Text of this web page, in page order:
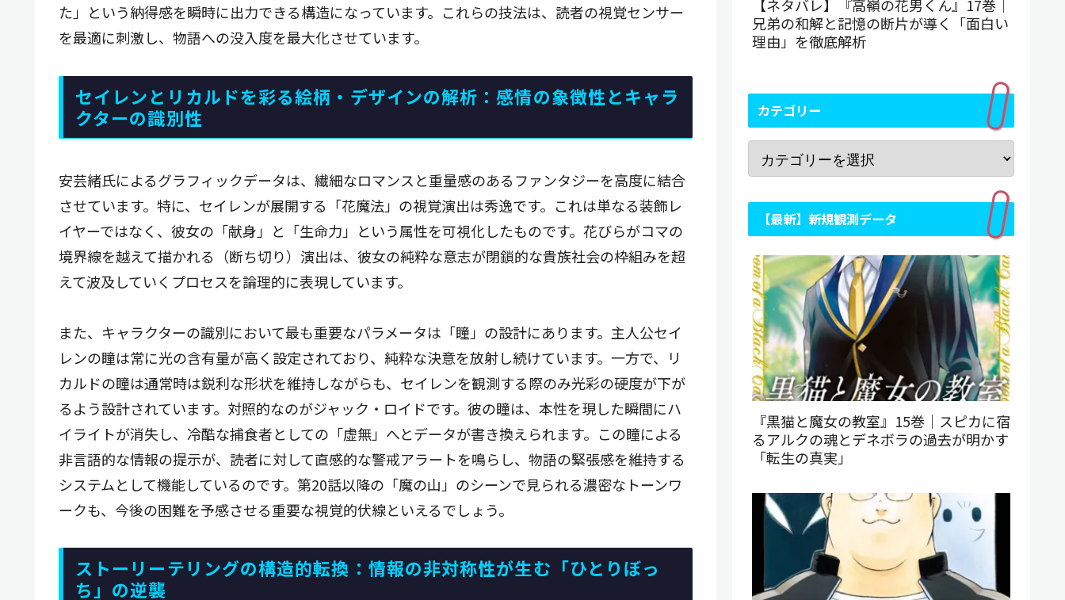
た」という納得感を瞬時に出力できる構造になっています。これらの技法は、読者の視覚センサー
を最適に刺激し、物語への没入度を最大化させています。
セイレンとリカルドを彩る絵柄・デザインの解析：感情の象徴性とキャラ
クターの識別性
安芸緒氏によるグラフィックデータは、繊細なロマンスと重量感のあるファンタジーを高度に結合
させています。特に、セイレンが展開する「花魔法」の視覚演出は秀逸です。これは単なる装飾レ
イヤーではなく、彼女の「献身」と「生命力」という属性を可視化したものです。花びらがコマの
境界線を越えて描かれる（断ち切り）演出は、彼女の純粋な意志が閉鎖的な貴族社会の枠組みを超
えて波及していくプロセスを論理的に表現しています。
また、キャラクターの識別において最も重要なパラメータは「瞳」の設計にあります。主人公セイ
レンの瞳は常に光の含有量が高く設定されており、純粋な決意を放射し続けています。一方で、リ
カルドの瞳は通常時は鋭利な形状を維持しながらも、セイレンを観測する際のみ光彩の硬度が下が
るよう設計されています。対照的なのがジャック・ロイドです。彼の瞳は、本性を現した瞬間にハ
イライトが消失し、冷酷な捕食者としての「虚無」へとデータが書き換えられます。この瞳による
非言語的な情報の提示が、読者に対して直感的な警戒アラートを鳴らし、物語の緊張感を維持する
システムとして機能しているのです。第20話以降の「魔の山」のシーンで見られる濃密なトーンワ
ークも、今後の困難を予感させる重要な視覚的伏線といえるでしょう。
ストーリーテリングの構造的転換：情報の非対称性が生む「ひとりぼっ
ち」の逆襲
【ネタバレ】『高嶺の花男くん』17巻｜
兄弟の和解と記憶の断片が導く「面白い
理由」を徹底解析
カテゴリー
【最新】新規観測データ
『黒猫と魔女の教室』15巻｜スピカに宿
るアルクの魂とデネボラの過去が明かす
「転生の真実」